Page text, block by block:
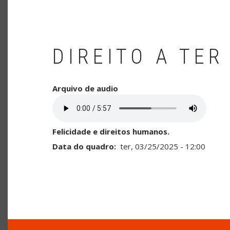
DIREITO A TER
Arquivo de audio
Felicidade e direitos humanos.
Data do quadro
ter, 03/25/2025 - 12:00